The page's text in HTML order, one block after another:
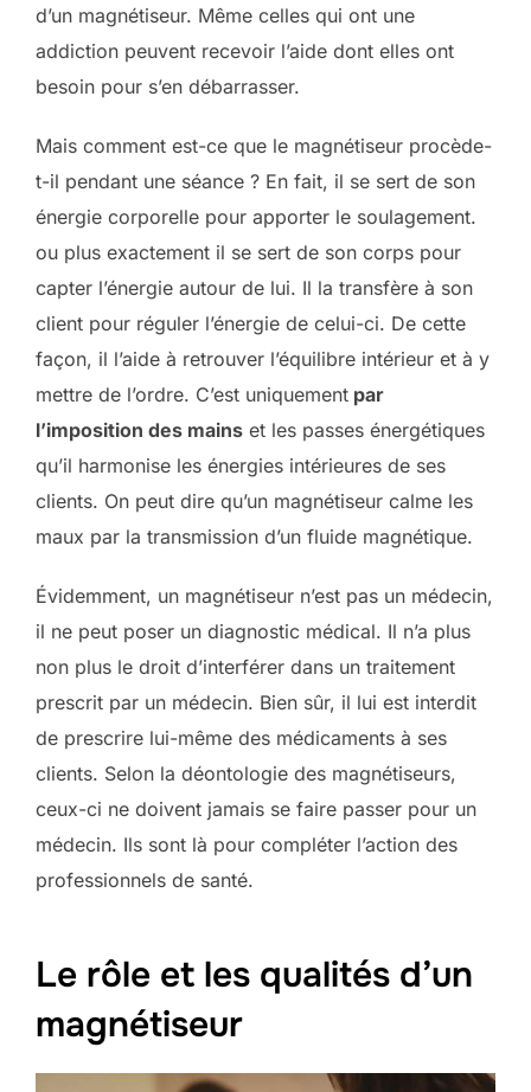
d’un magnétiseur. Même celles qui ont une
addiction peuvent recevoir l’aide dont elles ont
besoin pour s’en débarrasser.
Mais comment est-ce que le magnétiseur procède-
t-il pendant une séance ? En fait, il se sert de son
énergie corporelle pour apporter le soulagement.
ou plus exactement il se sert de son corps pour
capter l’énergie autour de lui. Il la transfère à son
client pour réguler l’énergie de celui-ci. De cette
façon, il l’aide à retrouver l’équilibre intérieur et à y
mettre de l’ordre. C’est uniquement par
l’imposition des mains et les passes énergétiques
qu’il harmonise les énergies intérieures de ses
clients. On peut dire qu’un magnétiseur calme les
maux par la transmission d’un fluide magnétique.
Évidemment, un magnétiseur n’est pas un médecin,
il ne peut poser un diagnostic médical. Il n’a plus
non plus le droit d’interférer dans un traitement
prescrit par un médecin. Bien sûr, il lui est interdit
de prescrire lui-même des médicaments à ses
clients. Selon la déontologie des magnétiseurs,
ceux-ci ne doivent jamais se faire passer pour un
médecin. Ils sont là pour compléter l’action des
professionnels de santé.
Le rôle et les qualités d’un
magnétiseur